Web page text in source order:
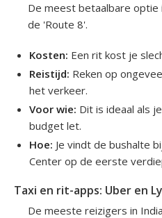
De meest betaalbare optie
de 'Route 8'.
Kosten: Een rit kost je
Reistijd: Reken op
het verkeer.
Voor wie: Dit is ideaal als
budget let.
Hoe: Je vindt de bushalte
Center op de eerste
Taxi en rit-apps: Uber en
De meeste reizigers in